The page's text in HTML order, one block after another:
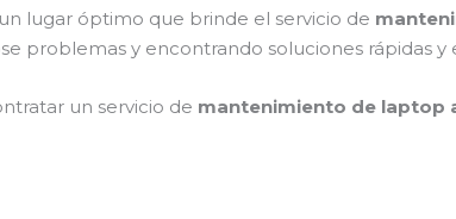
lugar óptimo que brinde el servicio de
problemas y encontrando soluciones rápidas y
un servicio de mantenimiento de laptop